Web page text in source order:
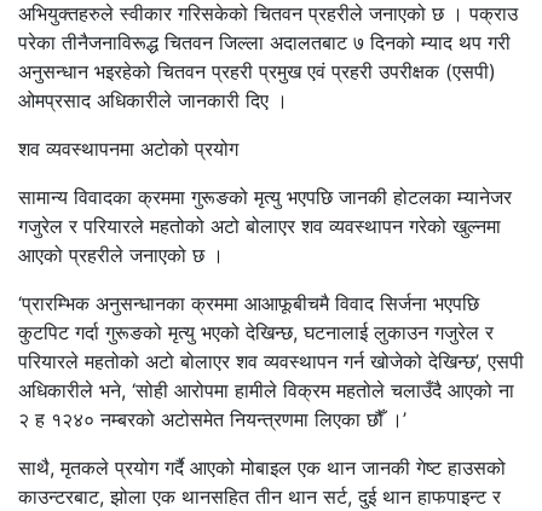
अभियुक्तहरुले स्वीकार गरिसकेको चितवन प्रहरीले जनाएको छ । पक्राउ
परेका तीनैजनाविरूद्ध चितवन जिल्ला अदालतबाट ७ दिनको म्याद थप गरी
अनुसन्धान भइरहेको चितवन प्रहरी प्रमुख एवं प्रहरी उपरीक्षक (एसपी)
ओमप्रसाद अधिकारीले जानकारी दिए ।
शव व्यवस्थापनमा अटोको प्रयोग
सामान्य विवादका क्रममा गुरूङको मृत्यु भएपछि जानकी होटलका म्यानेजर
गजुरेल र परियारले महतोको अटो बोलाएर शव व्यवस्थापन गरेको खुल्नमा
आएको प्रहरीले जनाएको छ ।
‘प्रारम्भिक अनुसन्धानका क्रममा आआफूबीचमै विवाद सिर्जना भएपछि
कुटपिट गर्दा गुरूङको मृत्यु भएको देखिन्छ, घटनालाई लुकाउन गजुरेल र
परियारले महतोको अटो बोलाएर शव व्यवस्थापन गर्न खोजेको देखिन्छ’, एसपी
अधिकारीले भने, ‘सोही आरोपमा हामीले विक्रम महतोले चलाउँदै आएको ना
२ ह १२४० नम्बरको अटोसमेत नियन्त्रणमा लिएका छौँ ।’
साथै, मृतकले प्रयोग गर्दै आएको मोबाइल एक थान जानकी गेष्ट हाउसको
काउन्टरबाट, झोला एक थानसहित तीन थान सर्ट, दुई थान हाफपाइन्ट र